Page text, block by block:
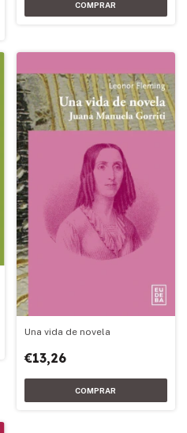
Una vida de novela
€13,26